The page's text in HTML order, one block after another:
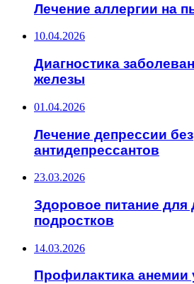
Лечение аллергии на
10.04.2026
Диагностика
железы
01.04.2026
Лечение депрессии без
антидепрессантов
23.03.2026
Здоровое питание для
подростков
14.03.2026
Профилактика анемии